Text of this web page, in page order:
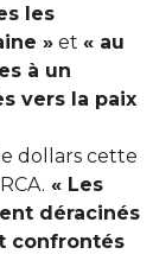
les
» et « au
à un
vers la paix
dollars cette
« Les
déracinés
confrontés